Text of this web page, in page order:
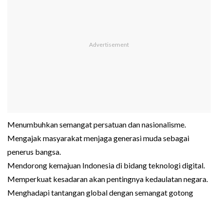
Menumbuhkan semangat persatuan dan nasionalisme.
Mengajak masyarakat menjaga generasi muda sebagai
penerus bangsa.
Mendorong kemajuan Indonesia di bidang teknologi digital.
Memperkuat kesadaran akan pentingnya kedaulatan negara.
Menghadapi tantangan global dengan semangat gotong